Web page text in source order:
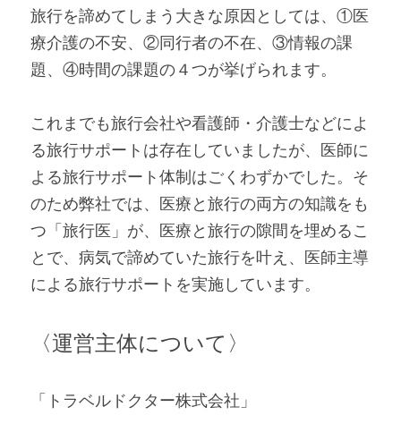
旅行を諦めてしまう大きな原因としては、①医
療介護の不安、②同行者の不在、③情報の課
題、④時間の課題の４つが挙げられます。
これまでも旅行会社や看護師・介護士などによ
る旅行サポートは存在していましたが、医師に
よる旅行サポート体制はごくわずかでした。そ
のため弊社では、医療と旅行の両方の知識をも
つ「旅行医」が、医療と旅行の隙間を埋めるこ
とで、病気で諦めていた旅行を叶え、医師主導
による旅行サポートを実施しています。
〈運営主体について〉
「トラベルドクター株式会社」